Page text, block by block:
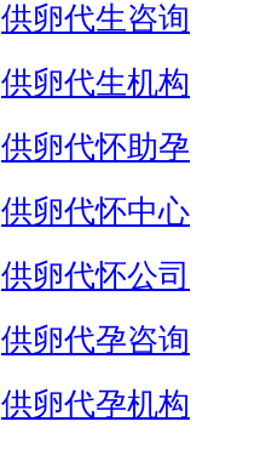
供卵代生咨询
供卵代生机构
供卵代怀助孕
供卵代怀中心
供卵代怀公司
供卵代孕咨询
供卵代孕机构